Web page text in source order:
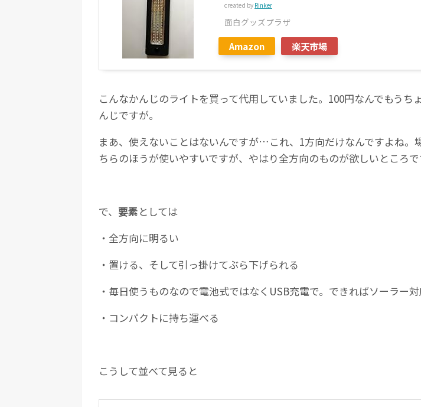
created by Rinker
面白グッズプラザ
Amazon 楽天市場
こんなかんじのライトを買って代用していました。100円なんでもうち
んじですが。
まあ、使えないことはないんですが…これ、1方向だけなんですよね。
ちらのほうが使いやすいですが、やはり全方向のものが欲しいところで
で、 要素としては
・全方向に明るい
・置ける、そして引っ掛けてぶら下げられる
・毎日使うものなので電池式ではなくUSB充電で。できればソーラー
・コンパクトに持ち運べる
こうして並べて見ると